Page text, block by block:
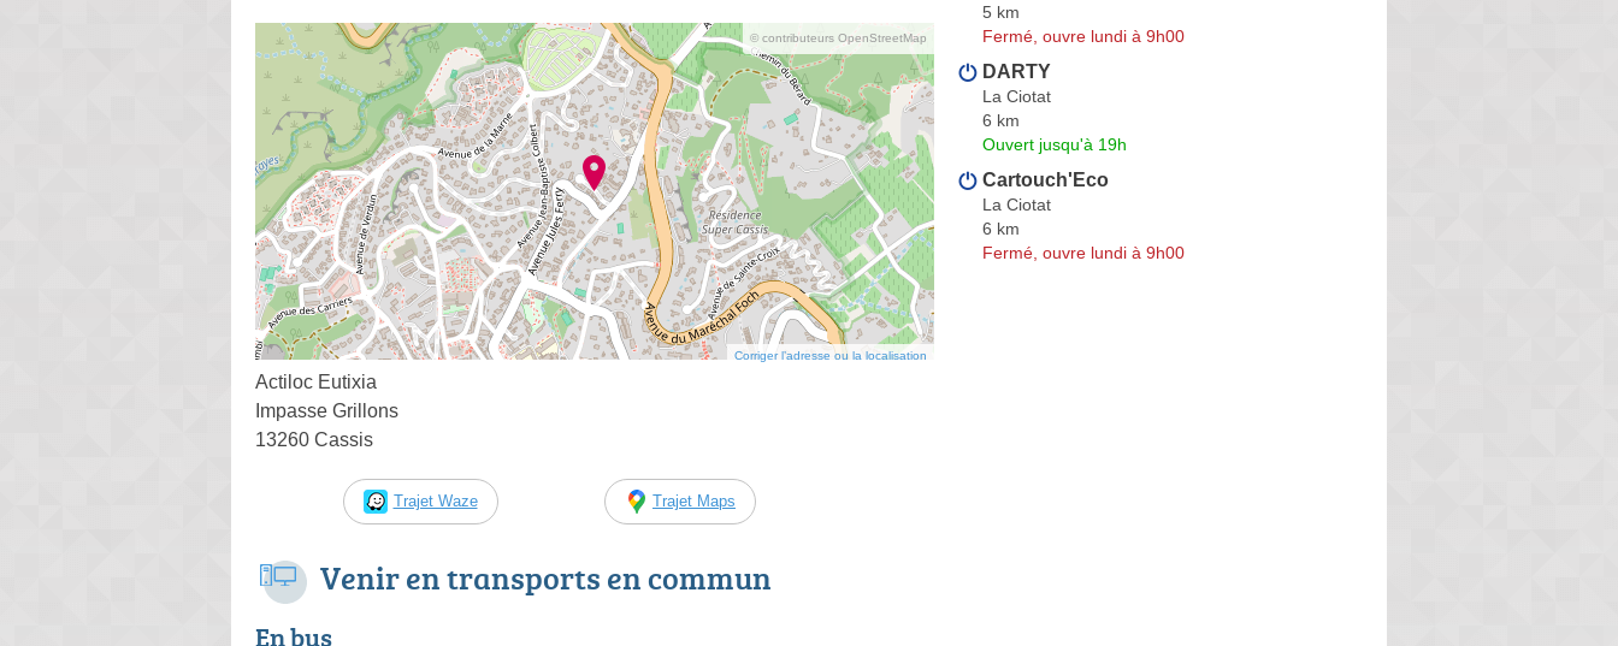
© contributeurs OpenStreetMap
Corriger l’adresse ou la localisation
Actiloc Eutixia
Impasse Grillons
13260 Cassis
Trajet Waze Trajet Maps
Venir en transports en commun
En bus
5 km
Fermé, ouvre lundi à 9h00
DARTY
La Ciotat
6 km
Ouvert jusqu'à 19h
Cartouch'Eco
La Ciotat
6 km
Fermé, ouvre lundi à 9h00